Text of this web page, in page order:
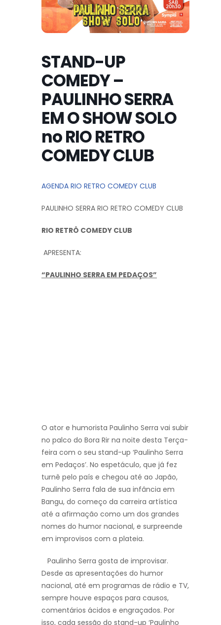
STAND-UP
COMEDY –
PAULINHO SERRA
EM O SHOW SOLO
no RIO RETRO
COMEDY CLUB
AGENDA RIO RETRO COMEDY CLUB
PAULINHO SERRA RIO RETRO COMEDY CLUB
RIO RETRÔ COMEDY CLUB
APRESENTA:
“PAULINHO SERRA EM PEDAÇOS”
O ator e humorista Paulinho Serra vai subir
no palco do Bora Rir na noite desta Terça-
feira com o seu stand-up ‘Paulinho Serra
em Pedaços’. No espetáculo, que já fez
turnê pelo país e chegou até ao Japão,
Paulinho Serra fala de sua infância em
Bangu, do começo da carreira artística
até a afirmação como um dos grandes
nomes do humor nacional, e surpreende
em improvisos com a plateia.
Paulinho Serra gosta de improvisar.
Desde as apresentações do humor
nacional, até em programas de rádio e TV,
sempre houve espaços para causos,
comentários ácidos e engraçados. Por
isso, cada sessão do stand-up ‘Paulinho